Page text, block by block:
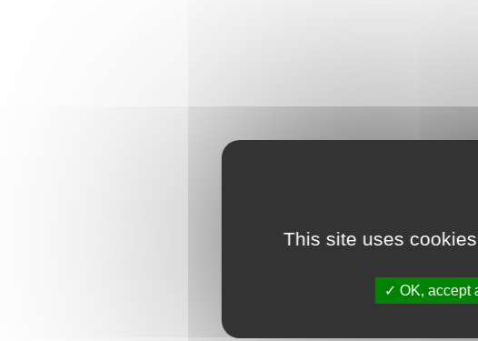
This site uses
OK, accept